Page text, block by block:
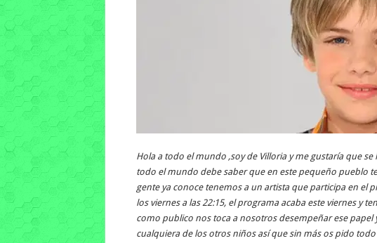
Hola a todo el mundo ,soy de Villoria y me gustaría que
todo el mundo debe saber que en este pequeño pueblo
gente ya conoce tenemos a un artista que participa en el
los viernes a las 22:15, el programa acaba este viernes y
como publico nos toca a nosotros desempeñar ese papel
cualquiera de los otros niños así que sin más os pido